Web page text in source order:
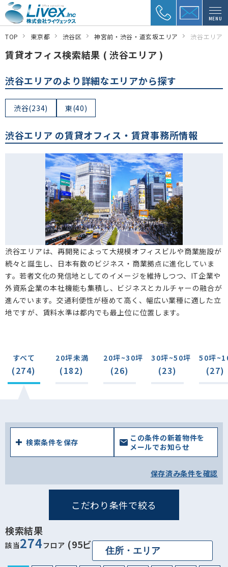
MENU
TOP 東京都 渋谷区 神宮前・渋谷・道玄坂エリア 渋谷エリア
賃貸オフィス検索結果 ( 渋谷エリア )
渋谷エリアのより詳細なエリアから探す
渋谷(234) 東(40)
渋谷エリア の賃貸オフィス・賃貸事務所情報
渋谷エリアは、再開発によって大規模オフィスビルや商業施設が
続々と誕生し、日本有数のビジネス・商業拠点に進化していま
す。若者文化の発信地としてのイメージを維持しつつ、IT企業や
外資系企業の本社機能も集積し、ビジネスとカルチャーの融合が
進んでいます。交通利便性が極めて高く、幅広い業種に適した立
地ですが、賃料水準は都内でも最上位に位置します。
すべて
(274)
20坪未満
(182)
20坪~30坪
(26)
30坪~50坪
(23)
50坪
(27)
検索条件を保存
この条件の新着物件を
メールでお知らせ
保存済み条件を確認
こだわり条件で絞る
検索結果
該当274 フロア (95ビル)